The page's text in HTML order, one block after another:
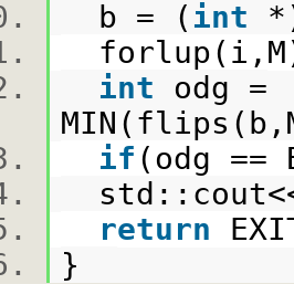
b = ( int
int odg =
if (odg ==
return
}